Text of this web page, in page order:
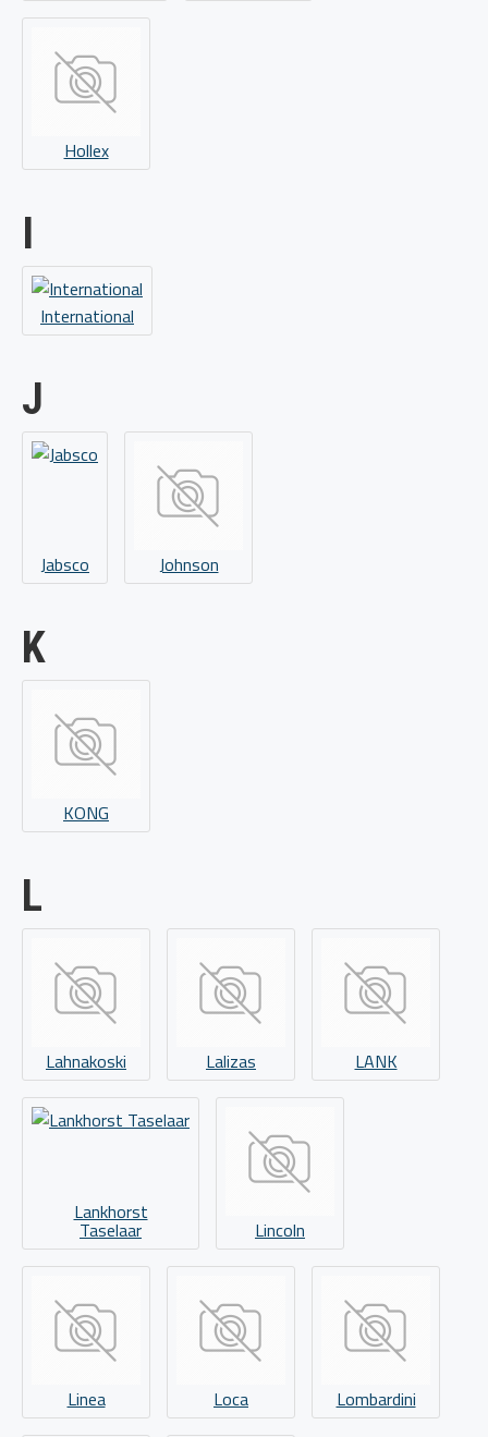
Hollex
I
International
J
Jabsco Johnson
K
KONG
L
Lahnakoski Lalizas LANK
Lankhorst
Taselaar Lincoln
Linea Loca Lombardini